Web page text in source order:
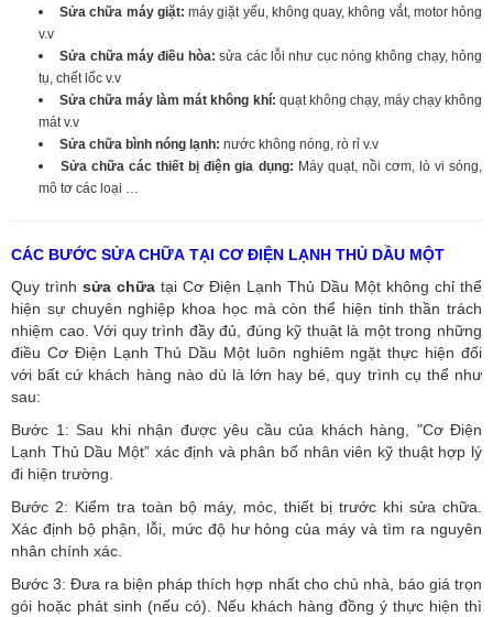
Sửa chữa máy giặt:máy giặt yếu, không quay, không vắt, motor hỏng
v.v
Sửa chữa máy điều hòa: sửa các lỗi như cục nóng không chạy, hỏng
tụ, chết lốc v.v
Sửa chữa máy làm mát không khí: quạt không chạy, máy chạy không
mát v.v
Sửa chữa bình nóng lạnh: nước không nóng, rò rỉ v.v
Sửa chữa các thiết bị điện gia dụng: Máy quạt, nồi cơm, lò vi sóng,
mô tơ các loại …
CÁC BƯỚC SỬA CHỮA TẠI CƠ ĐIỆN LẠNH THỦ DẦU MỘT
Quy trình sửa chữa tại Cơ Điện Lạnh Thủ Dầu Một không chỉ thể
hiện sự chuyên nghiệp khoa học mà còn thể hiện tinh thần trách
nhiệm cao. Với quy trình đầy đủ, đúng kỹ thuật là một trong những
điều Cơ Điện Lạnh Thủ Dầu Một luôn nghiêm ngặt thực hiện đối
với bất cứ khách hàng nào dù là lớn hay bé, quy trình cụ thể như
sau:
Bước 1: Sau khi nhận được yêu cầu của khách hàng, "Cơ Điện
Lạnh Thủ Dầu Một” xác định và phân bổ nhân viên kỹ thuật hợp lý
đi hiện trường.
Bước 2: Kiểm tra toàn bộ máy, móc, thiết bị trước khi sửa chữa.
Xác định bộ phận, lỗi, mức độ hư hỏng của máy và tìm ra nguyên
nhân chính xác.
Bước 3: Đưa ra biện pháp thích hợp nhất cho chủ nhà, báo giá trọn
gói hoặc phát sinh (nếu có). Nếu khách hàng đồng ý thực hiện thì